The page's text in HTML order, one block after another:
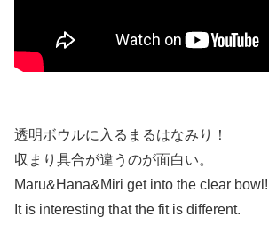
透明ボウルに入るまるはなみり！
収まり具合が違うのが面白い。
Maru&Hana&Miri get into the clear bowl!
It is interesting that the fit is different.